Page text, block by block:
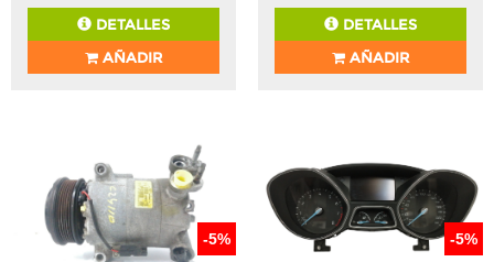
DETALLES
AÑADIR
DETALLES
AÑADIR
-5% -5%